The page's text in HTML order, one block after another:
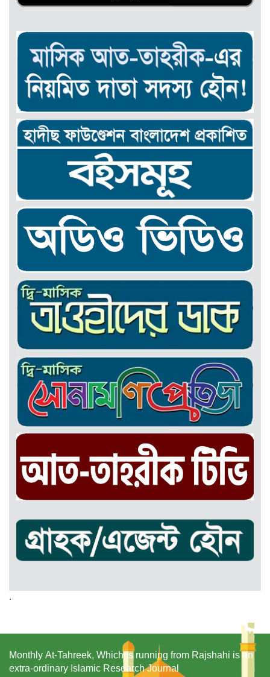
.
Monthly At-Tahreek, Which is running from Rajshahi is an
extra-ordinary Islamic Research Journal